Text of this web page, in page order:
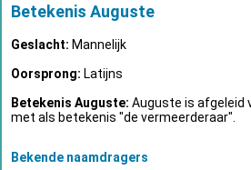
Betekenis Auguste
Geslacht: Mannelijk
Oorsprong: Latijns
Betekenis Auguste: Auguste is afgeleid
met als betekenis "de vermeerderaar".
Bekende naamdragers